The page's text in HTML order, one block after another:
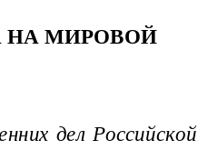
НА МИРОВОЙ
дел Российской